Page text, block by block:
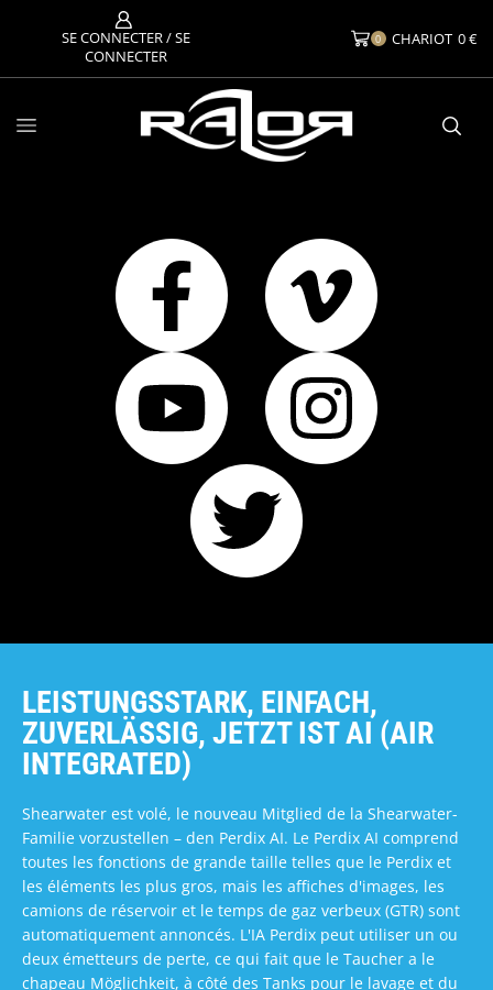
SE CONNECTER / SE
CONNECTER
0 CHARIOT 0€
LEISTUNGSSTARK, EINFACH,
ZUVERLÄSSIG, JETZT IST AI (AIR
INTEGRATED)
Shearwater est volé, le nouveau Mitglied de la Shearwater-
Familie vorzustellen – den Perdix AI. Le Perdix AI comprend
toutes les fonctions de grande taille telles que le Perdix et
les éléments les plus gros, mais les affiches d'images, les
camions de réservoir et le temps de gaz verbeux (GTR) sont
automatiquement annoncés. L'IA Perdix peut utiliser un ou
deux émetteurs de perte, ce qui fait que le Taucher a le
chapeau Möglichkeit, à côté des Tanks pour le lavage et du